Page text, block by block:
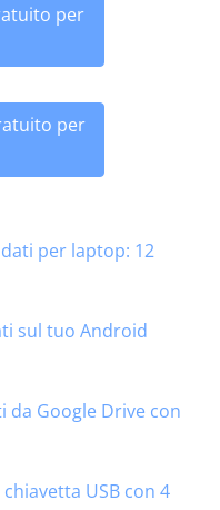
per
per
per laptop: 12
sul tuo Android
da Google Drive con
USB con 4